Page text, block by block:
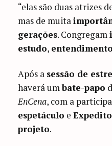
“elas são duas atrizes
mas de muita
gerações. Congregam
estudo, entendimento
Após a sessão de
haverá umbate-papo
EnCena, com a
espetáculo e
projeto.